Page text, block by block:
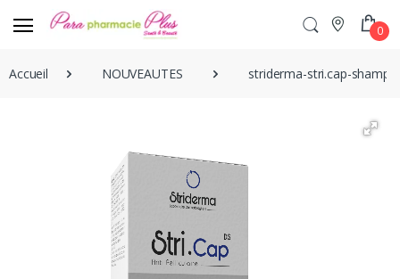
0
Accueil NOUVEAUTES striderma-stri.cap-